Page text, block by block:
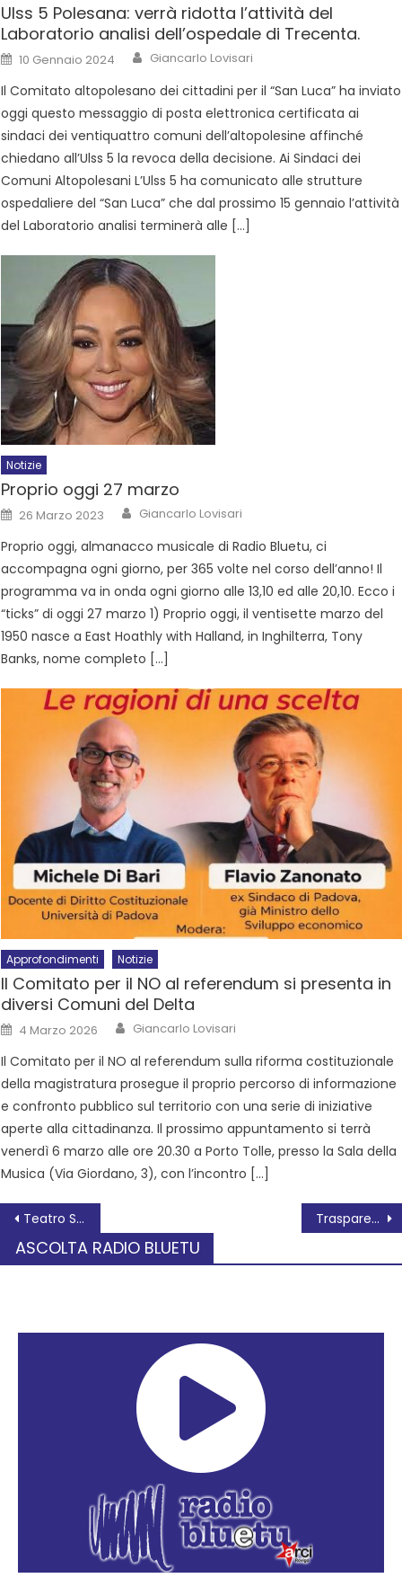
Ulss 5 Polesana: verrà ridotta l’attività del
Laboratorio analisi dell’ospedale di Trecenta.
10 Gennaio 2024 Giancarlo Lovisari
Il Comitato altopolesano dei cittadini per il “San Luca” ha inviato
oggi questo messaggio di posta elettronica certificata ai
sindaci dei ventiquattro comuni dell’altopolesine affinché
chiedano all’Ulss 5 la revoca della decisione. Ai Sindaci dei
Comuni Altopolesani L’Ulss 5 ha comunicato alle strutture
ospedaliere del “San Luca” che dal prossimo 15 gennaio l’attività
del Laboratorio analisi terminerà alle […]
Notizie
Proprio oggi 27 marzo
26 Marzo 2023 Giancarlo Lovisari
Proprio oggi, almanacco musicale di Radio Bluetu, ci
accompagna ogni giorno, per 365 volte nel corso dell’anno! Il
programma va in onda ogni giorno alle 13,10 ed alle 20,10. Ecco i
“ticks” di oggi 27 marzo 1) Proprio oggi, il ventisette marzo del
1950 nasce a East Hoathly with Halland, in Inghilterra, Tony
Banks, nome completo […]
Approfondimenti Notizie
Il Comitato per il NO al referendum si presenta in
diversi Comuni del Delta
4 Marzo 2026 Giancarlo Lovisari
Il Comitato per il NO al referendum sulla riforma costituzionale
della magistratura prosegue il proprio percorso di informazione
e confronto pubblico sul territorio con una serie di iniziative
aperte alla cittadinanza. Il prossimo appuntamento si terrà
venerdì 6 marzo alle ore 20.30 a Porto Tolle, presso la Sala della
Musica (Via Giordano, 3), con l’incontro […]
Teatro Sociale – tanti applausi per Cyrano de Bergerac Trasparenza ed equità nelle nomine degli scrutatori
ASCOLTA RADIO BLUETU